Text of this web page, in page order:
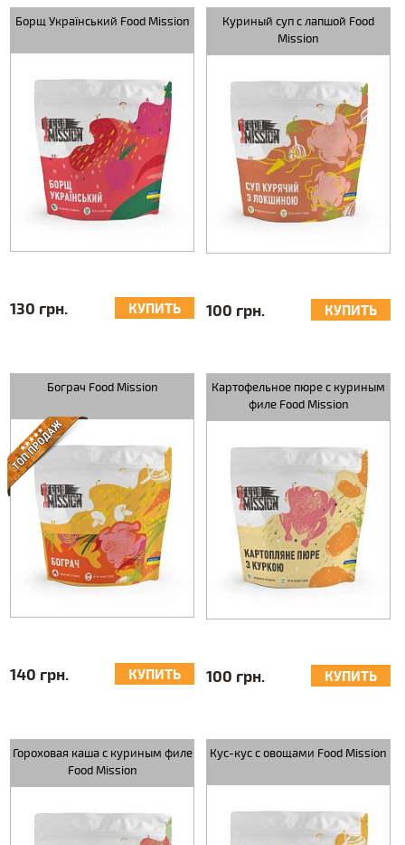
Борщ Український Food Mission
130 грн. КУПИТЬ
Куриный суп с лапшой Food
Mission
100 грн. КУПИТЬ
Бограч Food Mission
140 грн. КУПИТЬ
Картофельное пюре с куриным
филе Food Mission
100 грн. КУПИТЬ
Гороховая каша с куриным филе
Food Mission
Кус-кус с овощами Food Mission